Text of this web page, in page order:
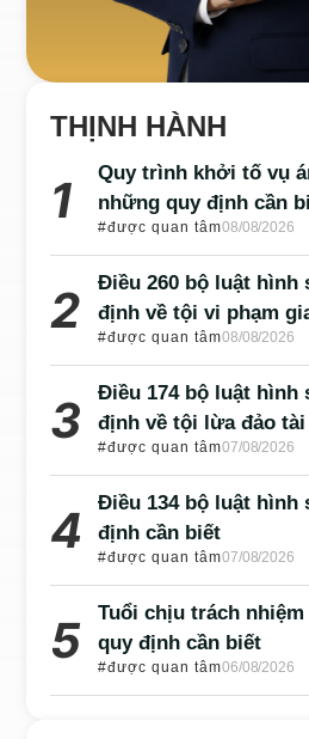
THỊNH HÀNH
Quy trình khởi tố vụ
những quy định cần
#được quan tâm08/08/2026
Điều 260 bộ luật hình
định về tội vi phạm
#được quan tâm08/08/2026
Điều 174 bộ luật hình
định về tội lừa đảo tài
#được quan tâm07/08/2026
Điều 134 bộ luật hình
định cần biết
#được quan tâm07/08/2026
Tuổi chịu trách
quy định cần biết
#được quan tâm06/08/2026